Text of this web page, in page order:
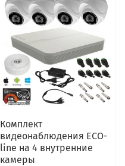
Комплект
видеонаблюдения ECO-
line на 4 внутренние
камеры